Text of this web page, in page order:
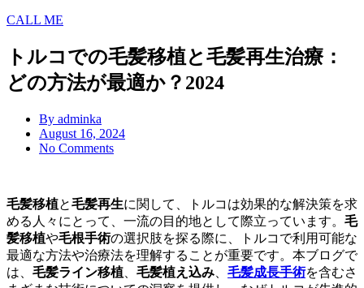
CALL ME
トルコでの毛髪移植と毛髪再生治療：
どの方法が最適か？2024
By adminka
August 16, 2024
No Comments
毛髪移植と毛髪再生に関して、トルコは効果的な解決策を求
める人々にとって、一流の目的地として際立っています。 毛
髪移植や毛根手術の選択肢を探る際に、トルコで利用可能な
最適な方法や治療法を理解することが重要です。本ブログで
は、 毛髪ライン移植 毛髪植え込み 毛髪成長手術を含むさ